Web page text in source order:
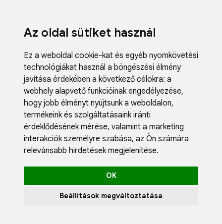
Az oldal sütiket használ
Ez a weboldal cookie-kat és egyéb nyomkövetési
technológiákat használ a böngészési élmény
javítása érdekében a következő célokra: a
webhely alapvető funkcióinak engedélyezése,
hogy jobb élményt nyújtsunk a weboldalon,
termékeink és szolgáltatásaink iránti
érdeklődésének mérése, valamint a marketing
interakciók személyre szabása, az Ön számára
relevánsabb hirdetések megjelenítése.
OK
Beállítások megváltoztatása
Blog